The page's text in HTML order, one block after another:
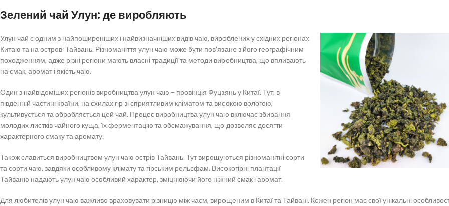
Зелений чай Улун: де виробляють
Улун чай є одним з найпоширеніших і найвизначніших видів чаю, вироблених у східних регіонах
Китаю та на острові Тайвань. Різноманіття улун чаю може бути пов’язане з його географічним
походженням, адже різні регіони мають власні традиції та методи виробництва, що впливають
на смак, аромат і якість чаю.
Один з найвідоміших регіонів виробництва улун чаю – провінція Фуцзянь у Китаї. Тут, в
південній частині країни, на схилах гір зі сприятливим кліматом та високою вологою,
культивується та обробляється цей чай. Процес виробництва улун чаю включає збирання
молодих листків чайного куща, їх ферментацію та обсмажування, що дозволяє досягти
характерного смаку та аромату.
Також славиться виробництвом улун чаю острів Тайвань. Тут вирощуються різноманітні сорти
та сорти чаю, завдяки особливому клімату та гірським рельєфам. Високогірні плантації
Тайваню надають улун чаю особливий характер, зміцнюючи його ніжний смак і аромат.
Для любителів улун чаю важливо враховувати різницю між чаєм, вирощеним в Китаї та Тайвані. Кожен регіон має свої унікальні